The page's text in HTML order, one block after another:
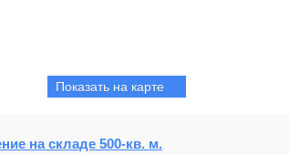
Показать на карте
на складе 500-кв. м.